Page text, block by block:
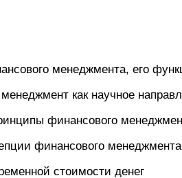
менеджмента, его
как научное
финансового
финансового менеджмента
стоимости денег